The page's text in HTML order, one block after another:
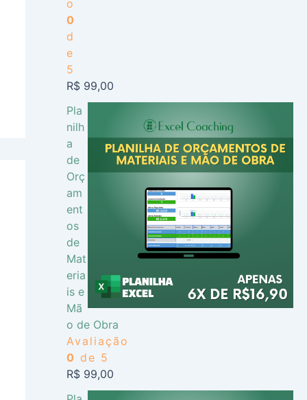
o
0
d
e
5
R$99,00
Pla
nilh
a
de
Orç
am
ent
os
de
Mat
eria
is e
Mã
o de Obra
Avaliação
0 de 5
R$99,00